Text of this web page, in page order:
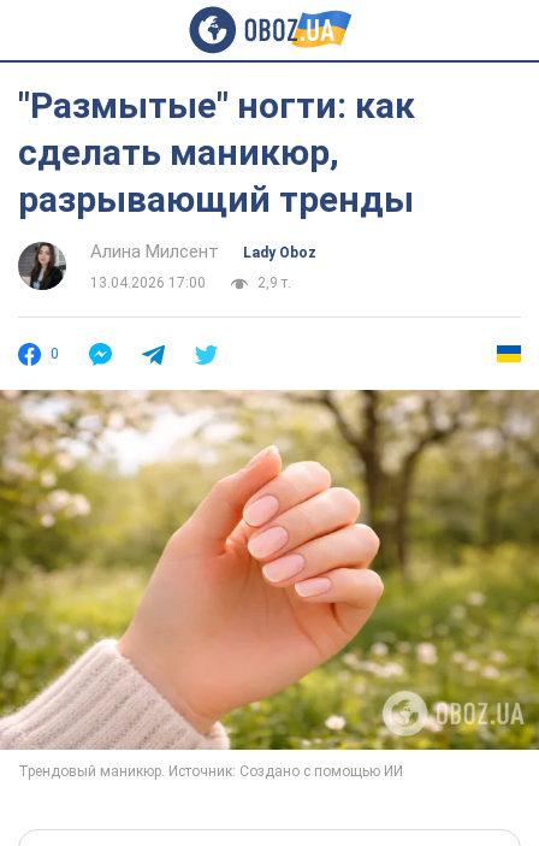
"Размытые" ногти: как
сделать маникюр,
разрывающий тренды
Алина Милсент
Lady Oboz
13.04.2026 17:00
2,9 т.
0